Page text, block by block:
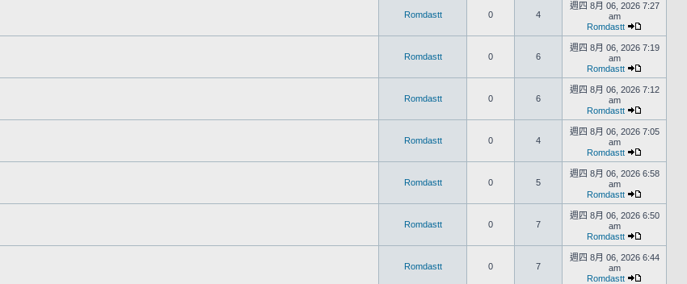
Romdastt 0 4
週四 8月 06, 2026 7:27
am
Romdastt
Romdastt 0 6
週四 8月 06, 2026 7:19
am
Romdastt
Romdastt 0 6
週四 8月 06, 2026 7:12
am
Romdastt
Romdastt 0 4
週四 8月 06, 2026 7:05
am
Romdastt
Romdastt 0 5
週四 8月 06, 2026 6:58
am
Romdastt
Romdastt 0 7
週四 8月 06, 2026 6:50
am
Romdastt
Romdastt 0 7
週四 8月 06, 2026 6:44
am
Romdastt